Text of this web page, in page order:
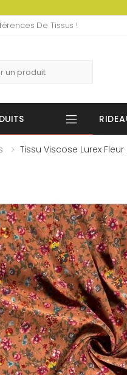
De Tissus !
Tissu Viscose Lurex Fleur